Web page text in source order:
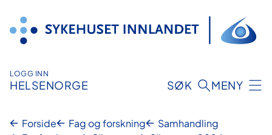
innhold
LOGG INN
HELSENORGE SØK MENY
Forside Fag og forskning
Samhandling